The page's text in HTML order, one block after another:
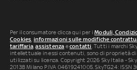
Per il consumatore clicca qui per iModuli,
Cookies informazioni sulle modifiche
tariffaria ,assistenza econtatti . Tutti i marchi
intellettuale in essi contenuti, sono di proprietà di
utilizzati su licenza. Copyright 2026 Sky Italia -
20138 Milano P.IVA 04619241005. SkyTG24: ISSN